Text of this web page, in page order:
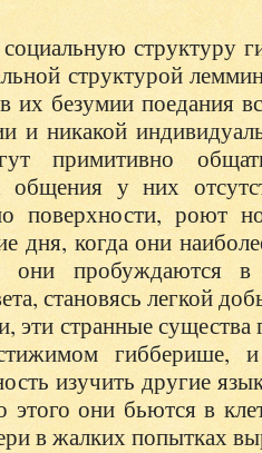
структуру
структурой
их безумии поедания
и никакой
примитивно
у них
поверхности, роют
дня, когда они
они пробуждаются в
становясь легкой
странные существа
гибберише,
изучить другие
этого они бьются в
в жалких попытках